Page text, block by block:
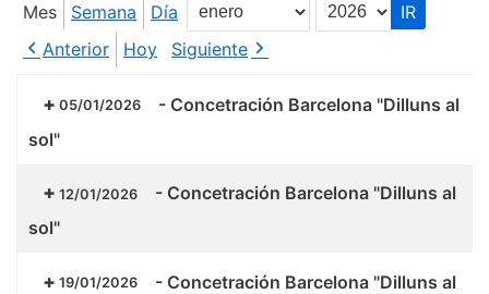
Mes Semana Día
Mes
Año
Anterior
Hoy Siguiente
05/01/2026 - Concetración Barcelona "Dilluns al
sol"
12/01/2026 - Concetración Barcelona "Dilluns al
sol"
19/01/2026 - Concetración Barcelona "Dilluns al